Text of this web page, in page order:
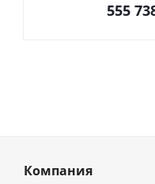
555
Компания